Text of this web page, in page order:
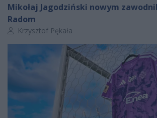
Mikołaj Jagodziński nowym
Radom
Autor artykułu:
Krzysztof Pękała